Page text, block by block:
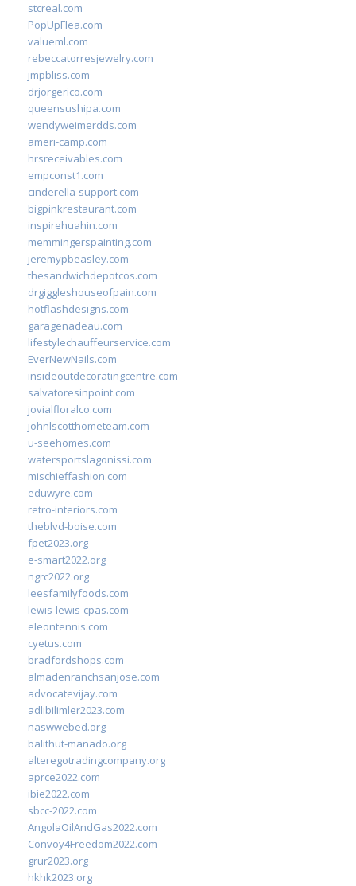
stcreal.com
PopUpFlea.com
valueml.com
rebeccatorresjewelry.com
jmpbliss.com
drjorgerico.com
queensushipa.com
wendyweimerdds.com
ameri-camp.com
hrsreceivables.com
empconst1.com
cinderella-support.com
bigpinkrestaurant.com
inspirehuahin.com
memmingerspainting.com
jeremypbeasley.com
thesandwichdepotcos.com
drgiggleshouseofpain.com
hotflashdesigns.com
garagenadeau.com
lifestylechauffeurservice.com
EverNewNails.com
insideoutdecoratingcentre.com
salvatoresinpoint.com
jovialfloralco.com
johnlscotthometeam.com
u-seehomes.com
watersportslagonissi.com
mischieffashion.com
eduwyre.com
retro-interiors.com
theblvd-boise.com
fpet2023.org
e-smart2022.org
ngrc2022.org
leesfamilyfoods.com
lewis-lewis-cpas.com
eleontennis.com
cyetus.com
bradfordshops.com
almadenranchsanjose.com
advocatevijay.com
adlibilimler2023.com
naswwebed.org
balithut-manado.org
alteregotradingcompany.org
aprce2022.com
ibie2022.com
sbcc-2022.com
AngolaOilAndGas2022.com
Convoy4Freedom2022.com
grur2023.org
hkhk2023.org